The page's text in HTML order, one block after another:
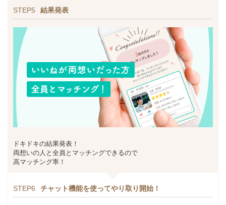
STEP5 結果発表
ドキドキの結果発表！
両想いの人と全員とマッチングできるので
高マッチング率！
STEP6 チャット機能を使ってやり取り開始！